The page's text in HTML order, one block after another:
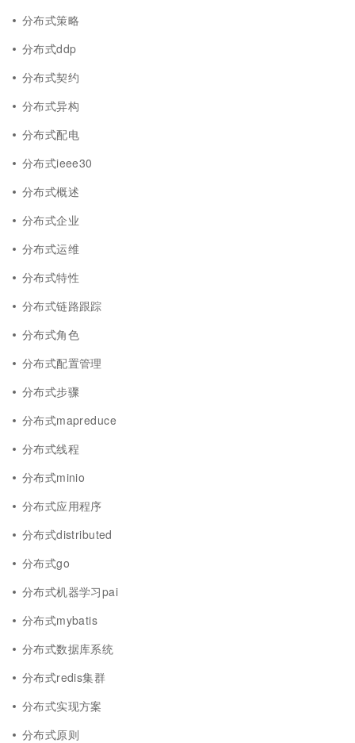
分布式策略
分布式ddp
分布式契约
分布式异构
分布式配电
分布式ieee30
分布式概述
分布式企业
分布式运维
分布式特性
分布式链路跟踪
分布式角色
分布式配置管理
分布式步骤
分布式mapreduce
分布式线程
分布式minio
分布式应用程序
分布式distributed
分布式go
分布式机器学习pai
分布式mybatis
分布式数据库系统
分布式redis集群
分布式实现方案
分布式原则